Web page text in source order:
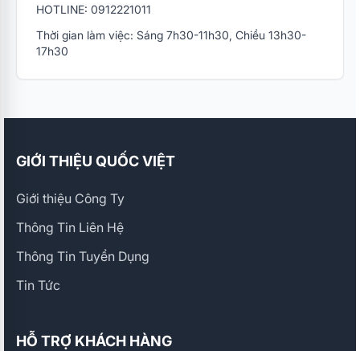
HOTLINE: 0912221011
Thời gian làm việc: Sáng 7h30-11h30, Chiều 13h30-
17h30
GIỚI THIỆU QUỐC VIỆT
Giới thiệu Công Ty
Thông Tin Liên Hệ
Thông Tin Tuyển Dụng
Tin Tức
HỖ TRỢ KHÁCH HÀNG